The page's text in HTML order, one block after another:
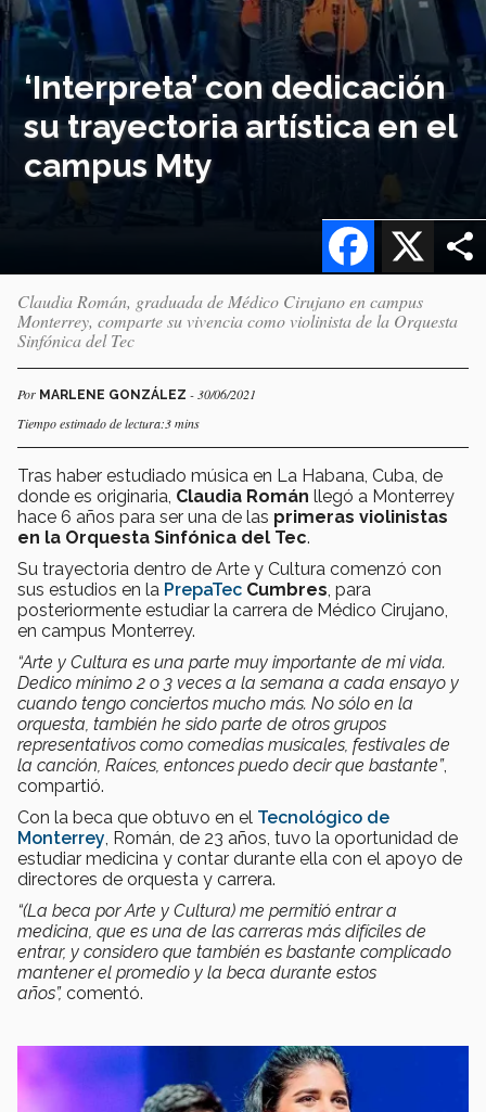
‘Interpreta’ con dedicación
su trayectoria artística en el
campus Mty
X
Facebook
Claudia Román, graduada de Médico Cirujano en campus
Monterrey, comparte su vivencia como violinista de la Orquesta
Sinfónica del Tec
Por MARLENE GONZÁLEZ - 30/06/2021
Tiempo estimado de lectura:3 mins
Tras haber estudiado música en La Habana, Cuba, de
donde es originaria, Claudia Román llegó a Monterrey
hace 6 años para ser una de las primeras violinistas
en la Orquesta Sinfónica del Tec.
Su trayectoria dentro de Arte y Cultura comenzó con
sus estudios en la PrepaTec Cumbres , para
posteriormente estudiar la carrera de Médico Cirujano,
en campus Monterrey.
“Arte y Cultura es una parte muy importante de mi vida.
Dedico mínimo 2 o 3 veces a la semana a cada ensayo y
cuando tengo conciertos mucho más. No sólo en la
orquesta, también he sido parte de otros grupos
representativos como comedias musicales, festivales de
la canción, Raíces, entonces puedo decir que bastante”,
compartió.
Con la beca que obtuvo en el Tecnológico de
Monterrey , Román, de 23 años, tuvo la oportunidad de
estudiar medicina y contar durante ella con el apoyo de
directores de orquesta y carrera.
“(La beca por Arte y Cultura) me permitió entrar a
medicina, que es una de las carreras más difíciles de
entrar, y considero que también es bastante complicado
mantener el promedio y la beca durante estos
años”, comentó.